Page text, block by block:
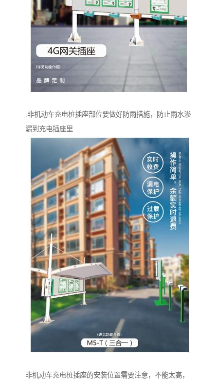
.非机动车充电桩插座部位要做好防雨措施，防止雨水渗
漏到充电插座里
非机动车充电桩插座的安装位置需要注意，不能太高，